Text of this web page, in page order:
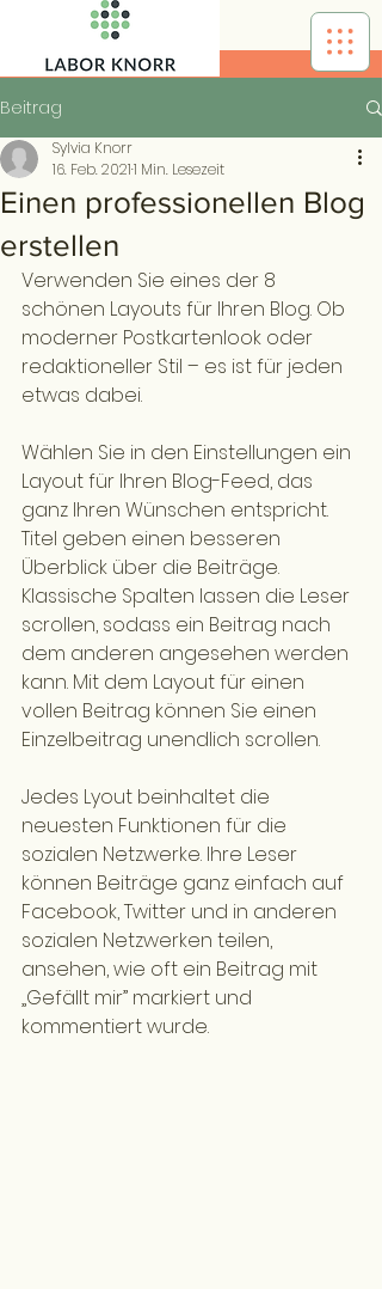
Beitrag
Einen professionellen Blog
erstellen
Sylvia Knorr
16. Feb. 20211 Min. Lesezeit
Verwenden Sie eines der 8
schönen Layouts für Ihren Blog. Ob
moderner Postkartenlook oder
redaktioneller Stil – es ist für jeden
etwas dabei.
Wählen Sie in den Einstellungen ein
Layout für Ihren Blog-Feed, das
ganz Ihren Wünschen entspricht.
Titel geben einen besseren
Überblick über die Beiträge.
Klassische Spalten lassen die Leser
scrollen, sodass ein Beitrag nach
dem anderen angesehen werden
kann. Mit dem Layout für einen
vollen Beitrag können Sie einen
Einzelbeitrag unendlich scrollen.
Jedes Lyout beinhaltet die
neuesten Funktionen für die
sozialen Netzwerke. Ihre Leser
können Beiträge ganz einfach auf
Facebook, Twitter und in anderen
sozialen Netzwerken teilen,
ansehen, wie oft ein Beitrag mit
„Gefällt mir” markiert und
kommentiert wurde.